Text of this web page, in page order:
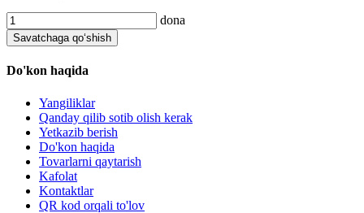
dona
Savatchaga qo‘shish
Do'kon haqida
Yangiliklar
Qanday qilib sotib olish kerak
Yetkazib berish
Do'kon haqida
Tovarlarni qaytarish
Kafolat
Kontaktlar
QR kod orqali to'lov